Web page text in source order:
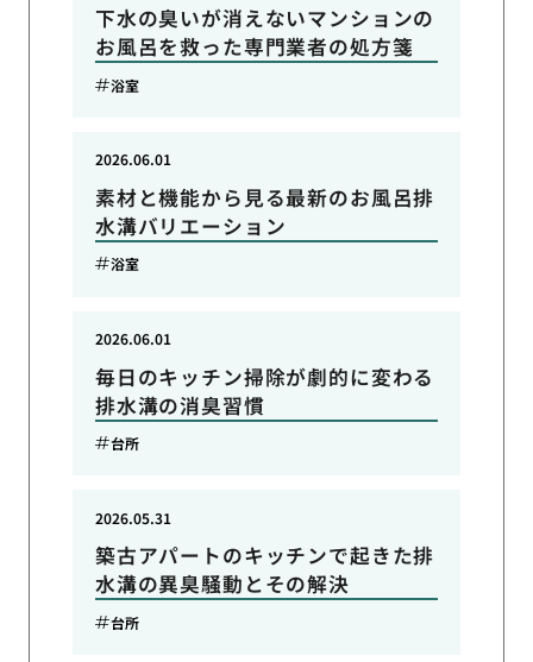
下水の臭いが消えないマンションの
お風呂を救った専門業者の処方箋
浴室
素材と機能から見る最新のお風呂排
水溝バリエーション
2026.06.01
浴室
毎日のキッチン掃除が劇的に変わる
排水溝の消臭習慣
2026.06.01
台所
築古アパートのキッチンで起きた排
水溝の異臭騒動とその解決
2026.05.31
台所